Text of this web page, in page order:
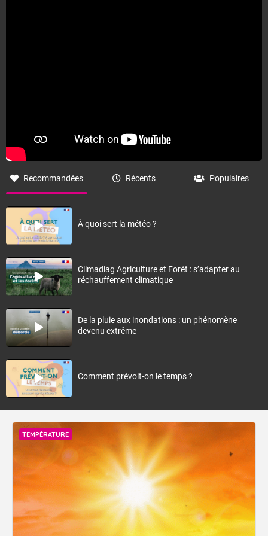
Recommandées Récents Populaires
À quoi sert la météo ?
Climadiag Agriculture et Forêt : s’adapter au
réchauffement climatique
De la pluie aux inondations : un phénomène
devenu extrême
Comment prévoit-on le temps ?
TEMPÉRATURE